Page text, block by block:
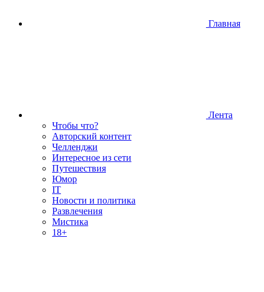
Главная
Лента
Чтобы что?
Авторский контент
Челленджи
Интересное из сети
Путешествия
Юмор
IT
Новости и политика
Развлечения
Мистика
18+